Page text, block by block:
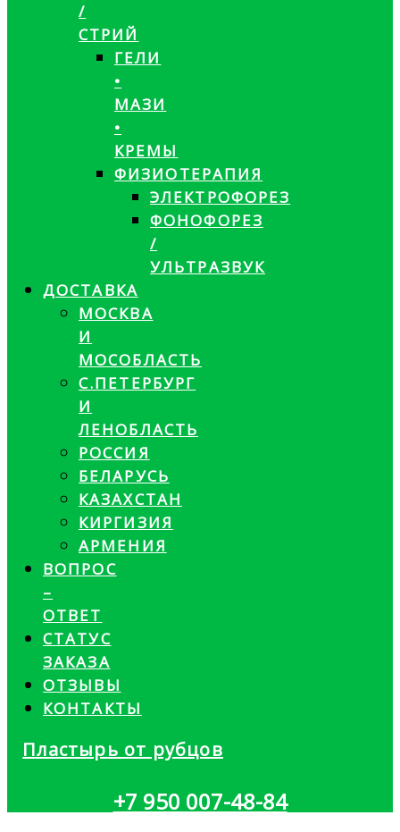
/
СТРИЙ
ГЕЛИ
•
МАЗИ
•
КРЕМЫ
ФИЗИОТЕРАПИЯ
ЭЛЕКТРОФОРЕЗ
ФОНОФОРЕЗ
/
УЛЬТРАЗВУК
ДОСТАВКА
МОСКВА
И
МОСОБЛАСТЬ
С.ПЕТЕРБУРГ
И
ЛЕНОБЛАСТЬ
РОССИЯ
БЕЛАРУСЬ
КАЗАХСТАН
КИРГИЗИЯ
АРМЕНИЯ
ВОПРОС
–
ОТВЕТ
СТАТУС
ЗАКАЗА
ОТЗЫВЫ
КОНТАКТЫ
Пластырь от рубцов
+7 950 007-48-84